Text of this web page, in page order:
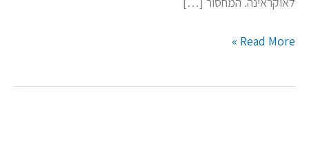
Read More »